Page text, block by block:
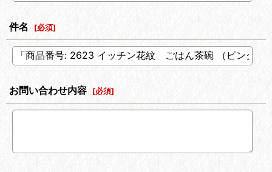
件名 [必須]
お問い合わせ内容 [必須]